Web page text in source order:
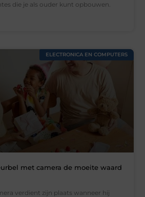
die je als ouder kunt opbouwen.
ELECTRONICA EN COMPUTERS
met camera de moeite waard
verdient zijn plaats wanneer hij